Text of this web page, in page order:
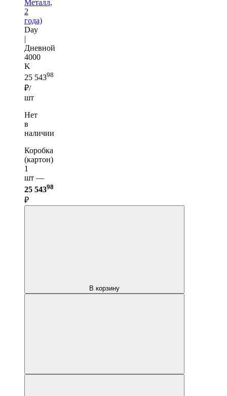
Металл,
2
года)
Day
|
Дневной
4000
K
25 54398
₽/
шт
Нет
в
наличии
Коробка
(картон)
1
шт —
25 54398
₽
В корзину